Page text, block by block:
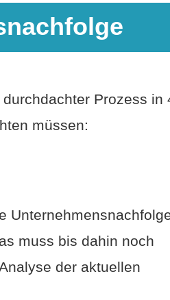
Prozess in
müssen:
muss bis dahin noch
der aktuellen